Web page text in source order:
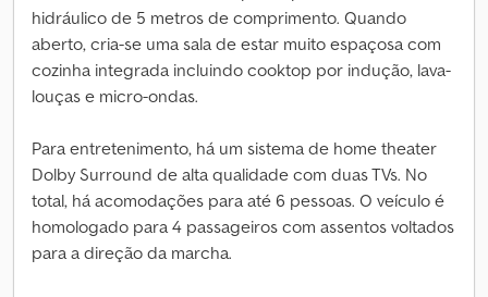
hidráulico de 5 metros de comprimento. Quando
aberto, cria-se uma sala de estar muito espaçosa com
cozinha integrada incluindo cooktop por indução, lava-
louças e micro-ondas.
Para entretenimento, há um sistema de home theater
Dolby Surround de alta qualidade com duas TVs. No
total, há acomodações para até 6 pessoas. O veículo é
homologado para 4 passageiros com assentos voltados
para a direção da marcha.